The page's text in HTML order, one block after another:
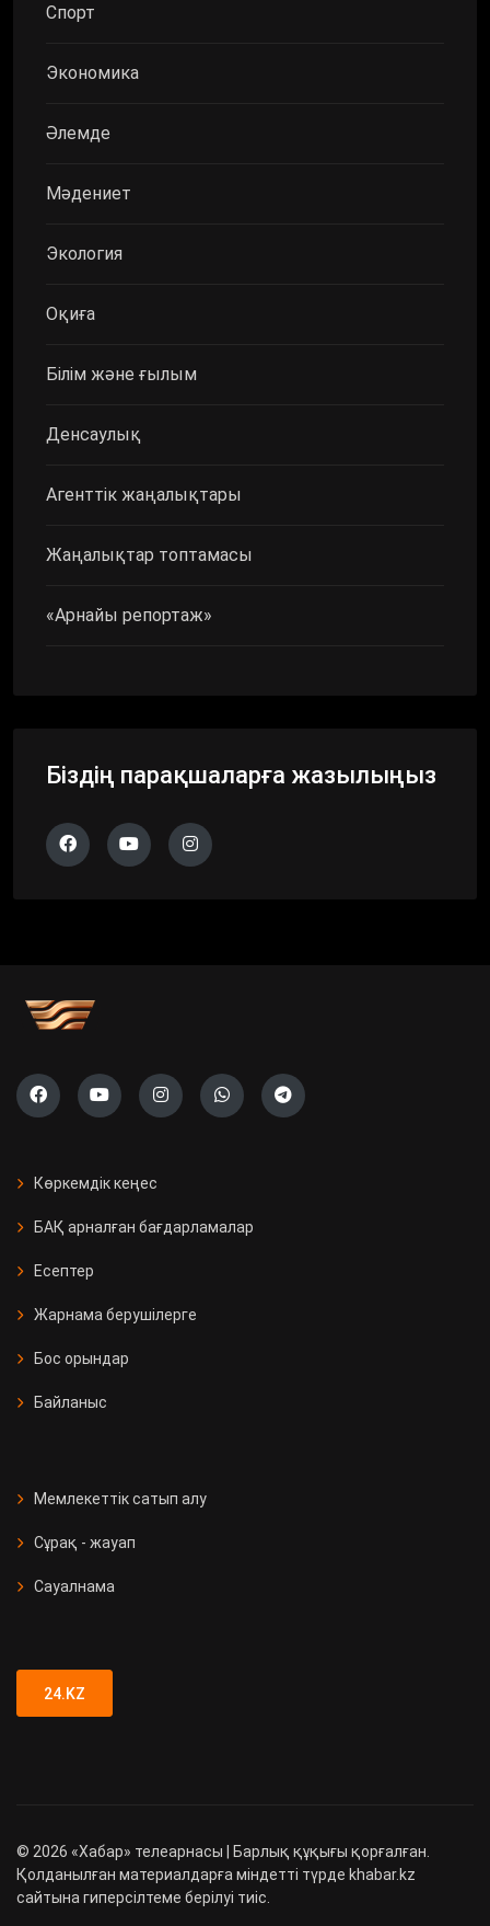
Спорт
Экономика
Әлемде
Мәдениет
Экология
Оқиға
Білім және ғылым
Денсаулық
Агенттік жаңалықтары
Жаңалықтар топтамасы
«Арнайы репортаж»
Біздің парақшаларға жазылыңыз
Көркемдік кеңес
БАҚ арналған бағдарламалар
Есептер
Жарнама берушілерге
Бос орындар
Байланыс
Мемлекеттік сатып алу
Сұрақ - жауап
Сауалнама
24.KZ
© 2026 «Хабар» телеарнасы | Барлық құқығы қорғалған.
Қолданылған материалдарға міндетті түрде khabar.kz
сайтына гиперсілтеме берілуі тиіс.